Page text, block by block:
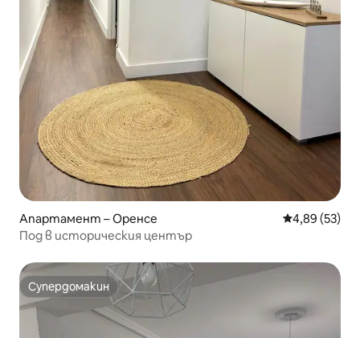
Апартамент – Оренсе Средна
4,89 (53)
Под в историческия център
Супердомакин
Супердомакин